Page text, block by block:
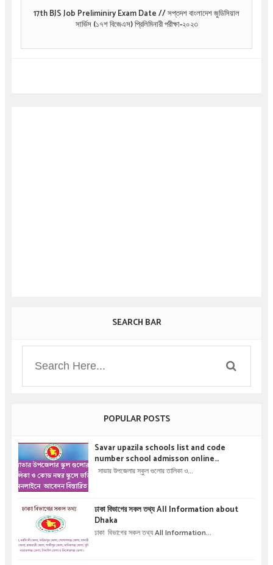
17th BJS Job Preliminiry Exam Date // সপ্তদশ বাংলাদেশ জুডিসিয়াল
সার্ভিস (১৭শ বিজেএস) প্রিলিমিনারী পরীক্ষা-২০২৩
SEARCH BAR
POPULAR POSTS
Savar upazila schools list and code
number school admisson online
application details !! সাভার উপজেলার স্কুল গুলোর
সাভার উপজেলার স্কুল গুলোর তালিকা ও...
ঢাকা বিভাগের সকল তথ্য All Information about
Dhaka
ঢাকা বিভাগের সকল তথ্য All Information...